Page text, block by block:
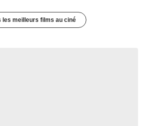
les meilleurs films au ciné